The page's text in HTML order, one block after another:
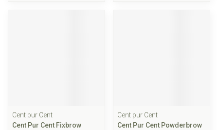
Cent pur Cent
Cent Pur Cent Fixbrow
Cent pur Cent
Cent Pur Cent Powderbrow